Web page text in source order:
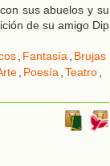
sus abuelos y su
de su amigo Dip
, Fantasía, Brujas
, Poesía,Teatro,